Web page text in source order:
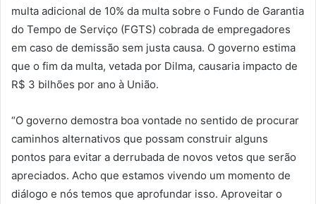
multa adicional de 10% da multa sobre o Fundo de Garantia
do Tempo de Serviço (FGTS) cobrada de empregadores
em caso de demissão sem justa causa. O governo estima
que o fim da multa, vetada por Dilma, causaria impacto de
R$ 3 bilhões por ano à União.
“O governo demostra boa vontade no sentido de procurar
caminhos alternativos que possam construir alguns
pontos para evitar a derrubada de novos vetos que serão
apreciados. Acho que estamos vivendo um momento de
diálogo e nós temos que aprofundar isso. Aproveitar o